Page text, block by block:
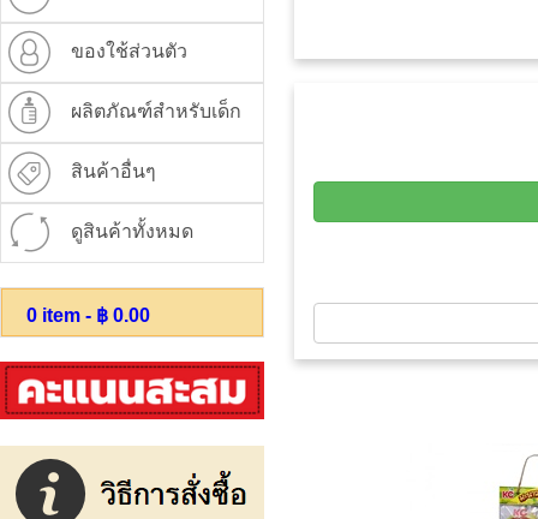
ของใช้ส่วนตัว
ผลิตภัณฑ์สำหรับเด็ก
สินค้าอื่นๆ
ดูสินค้าทั้งหมด
0 item - ฿ 0.00